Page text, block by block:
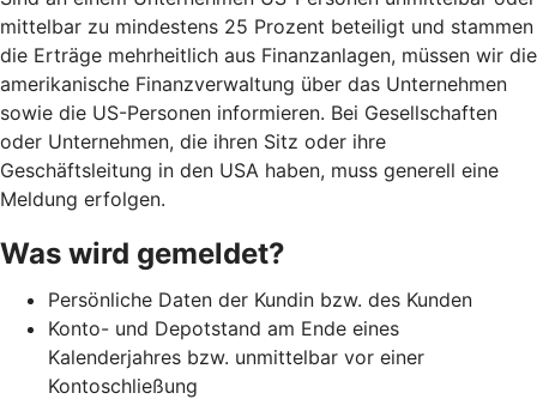
mittelbar zu mindestens 25 Prozent beteiligt und stammen
die Erträge mehrheitlich aus Finanzanlagen, müssen wir die
amerikanische Finanzverwaltung über das Unternehmen
sowie die US-Personen informieren. Bei Gesellschaften
oder Unternehmen, die ihren Sitz oder ihre
Geschäftsleitung in den USA haben, muss generell eine
Meldung erfolgen.
Was wird gemeldet?
Persönliche Daten der Kundin bzw. des Kunden
Konto- und Depotstand am Ende eines
Kalenderjahres bzw. unmittelbar vor einer
Kontoschließung